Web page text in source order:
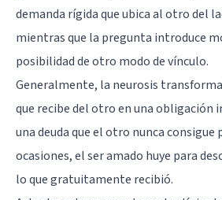
demanda rígida que ubica al otro del
mientras que la pregunta introduce
posibilidad de otro modo de vínculo.
Generalmente, la neurosis
que recibe del otro en una obligación
una deuda que el otro nunca consigue
ocasiones, el ser amado huye para
lo que gratuitamente recibió.